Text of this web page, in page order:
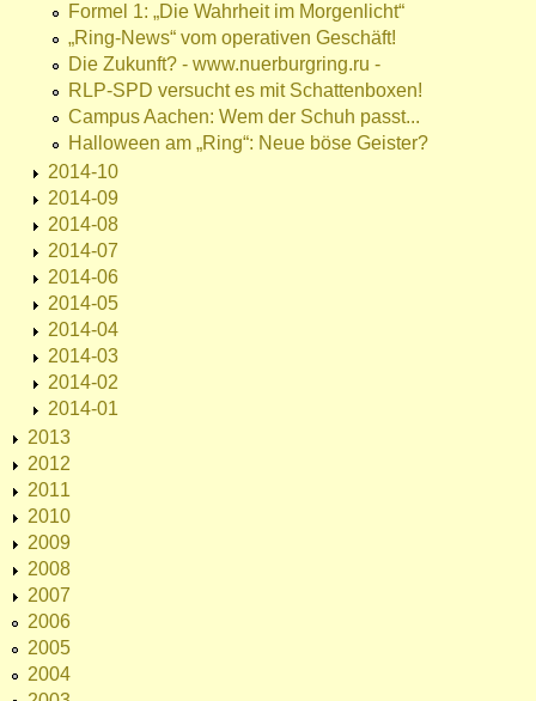
Formel 1: „Die Wahrheit im Morgenlicht“
„Ring-News“ vom operativen Geschäft!
Die Zukunft? - www.nuerburgring.ru -
RLP-SPD versucht es mit Schattenboxen!
Campus Aachen: Wem der Schuh passt...
Halloween am „Ring“: Neue böse Geister?
2014-10
2014-09
2014-08
2014-07
2014-06
2014-05
2014-04
2014-03
2014-02
2014-01
2013
2012
2011
2010
2009
2008
2007
2006
2005
2004